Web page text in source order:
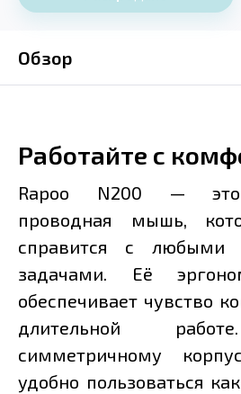
Обзор
Работайте с
Rapoo N200 — это
проводная мышь,
справится с любыми
задачами. Её
обеспечивает чувство
длительной
симметричному
удобно пользоваться